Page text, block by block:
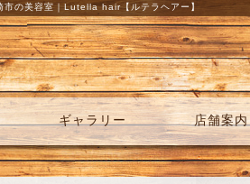
市の美容室｜Lutella hair【ルテラヘアー】
ギャラリー 店舗案内